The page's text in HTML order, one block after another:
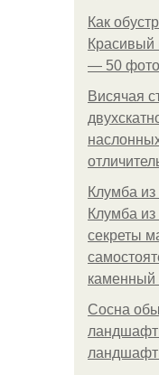
Как
Красивый
— 50 фото
Висячая
Клумба
Клумба
секреты
каменный
Сосна